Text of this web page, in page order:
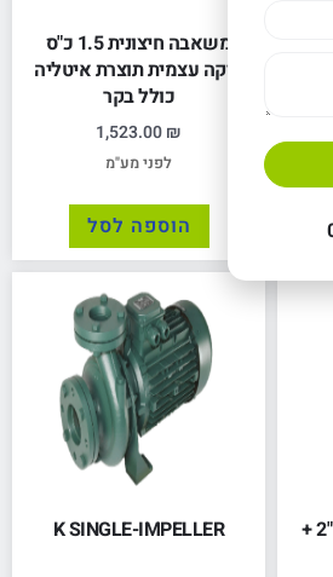
משאבה חיצונית 1.5 כ"ס
יניקה עצמית תוצרת איטליה
כולל בקר
1,523.00₪
לפני מע"מ
הוספה לסל
משאבה מים בוץ וביוב "2 +
K SINGLE-IMPELLER